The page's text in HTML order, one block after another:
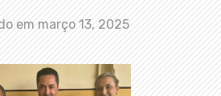
em março 13, 2025